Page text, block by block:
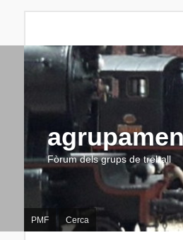
Fòrum dels grups de treball
PMF Cerca